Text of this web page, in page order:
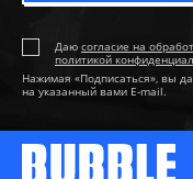
Даю согласие на
политикой
Нажимая «Подписаться», вы
на указанный вами E-mail.